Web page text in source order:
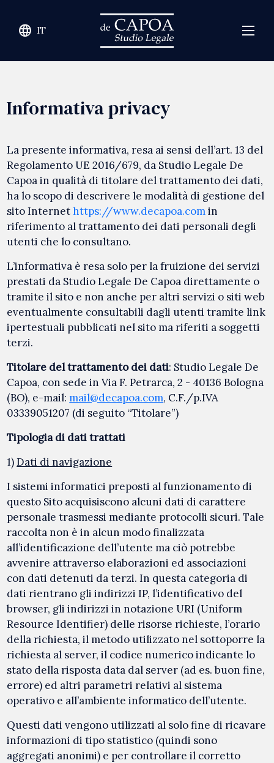
language IT
Informativa privacy
La presente informativa, resa ai sensi dell’art. 13 del
Regolamento UE 2016/679, da Studio Legale De
Capoa in qualità di titolare del trattamento dei dati,
ha lo scopo di descrivere le modalità di gestione del
sito Internethttps://www.decapoa.comin
riferimento al trattamento dei dati personali degli
utenti che lo consultano.
L’informativa è resa solo per la fruizione dei servizi
prestati da Studio Legale De Capoa direttamente o
tramite il sito e non anche per altri servizi o siti web
eventualmente consultabili dagli utenti tramite link
ipertestuali pubblicati nel sito ma riferiti a soggetti
terzi.
Titolare del trattamento dei dati: Studio Legale De
Capoa, con sede in Via F. Petrarca, 2 - 40136 Bologna
(BO), e-mail:mail@decapoa.com, C.F./p.IVA
03339051207 (di seguito “Titolare”)
Tipologia di dati trattati
1)Dati di navigazione
I sistemi informatici preposti al funzionamento di
questo Sito acquisiscono alcuni dati di carattere
personale trasmessi mediante protocolli sicuri. Tale
raccolta non è in alcun modo finalizzata
all’identificazione dell’utente ma ciò potrebbe
avvenire attraverso elaborazioni ed associazioni
con dati detenuti da terzi. In questa categoria di
dati rientrano gli indirizzi IP, l’identificativo del
browser, gli indirizzi in notazione URI (Uniform
Resource Identifier) delle risorse richieste, l’orario
della richiesta, il metodo utilizzato nel sottoporre la
richiesta al server, il codice numerico indicante lo
stato della risposta data dal server (ad es. buon fine,
errore) ed altri parametri relativi al sistema
operativo e all’ambiente informatico dell’utente.
Questi dati vengono utilizzati al solo fine di ricavare
informazioni di tipo statistico (quindi sono
aggregati anonimi) e per controllare il corretto